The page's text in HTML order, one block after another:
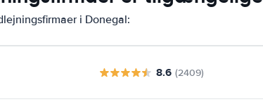
i Donegal:
8.6 (2409)